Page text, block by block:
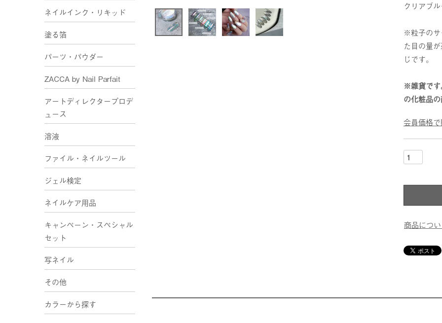
ネイルインク・リキッド
塗る箔
パーツ・パウダー
ZACCA by Nail Parfait
アートディレクタープロデ
ュース
溶液
ファイル・ネイルツール
ジェル検定
ネイルケア用品
キャンペーン・スペシャル
セット
写ネイル
その他
カラーから探す
クリアブ
※粒子のサ
た目の量
じです。
※雑貨です
の化粧品
会員価格
商品につ